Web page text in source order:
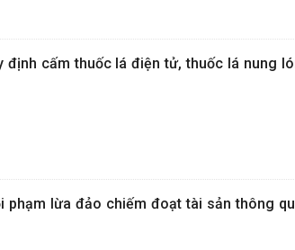
định cấm thuốc lá điện tử, thuốc lá nung
phạm lừa đảo chiếm đoạt tài sản thông